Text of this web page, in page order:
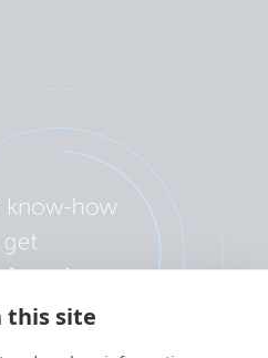
this site